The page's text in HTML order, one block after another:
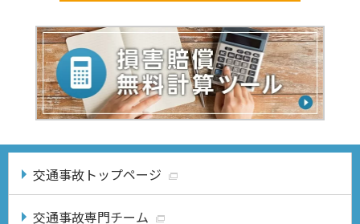
交通事故トップページ
交通事故専門チーム